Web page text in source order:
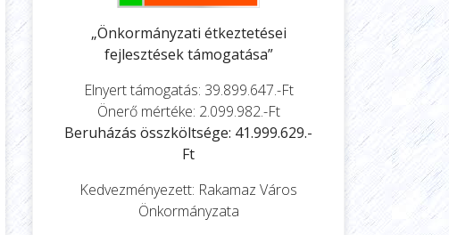
„Önkormányzati étkeztetései
fejlesztések támogatása”
Elnyert támogatás: 39.899.647.-Ft
Önerő mértéke: 2.099.982.-Ft
Beruházás összköltsége: 41.999.629.-
Ft
Kedvezményezett: Rakamaz Város
Önkormányzata